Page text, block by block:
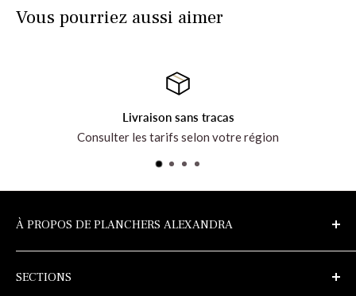
Vous pourriez aussi aimer
Votre satisfaction nous
Prenez connaissance de notre
À PROPOS DE PLANCHERS ALEXANDRA
planchersalexandra.com
SECTIONS